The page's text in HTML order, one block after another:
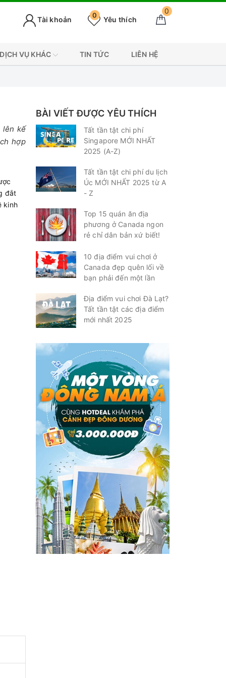
0
Yêu thích
0
Tài khoản
DỊCH VỤ KHÁC TIN TỨC LIÊN HỆ
lên kế
hợp
đắt
kinh
BÀI VIẾT ĐƯỢC YÊU THÍCH
Tất tần tật chi phí
Singapore MỚI NHẤT
2025 (A-Z)
Tất tần tật chi phí du lịch
Úc MỚI NHẤT 2025 từ A
- Z
Top 15 quán ăn địa
phương ở Canada ngon
rẻ chỉ dân bản xứ biết!
10 địa điểm vui chơi ở
Canada đẹp quên lối về
bạn phải đến một lần
Địa điểm vui chơi Đà Lạt?
Tất tần tật các địa điểm
mới nhất 2025